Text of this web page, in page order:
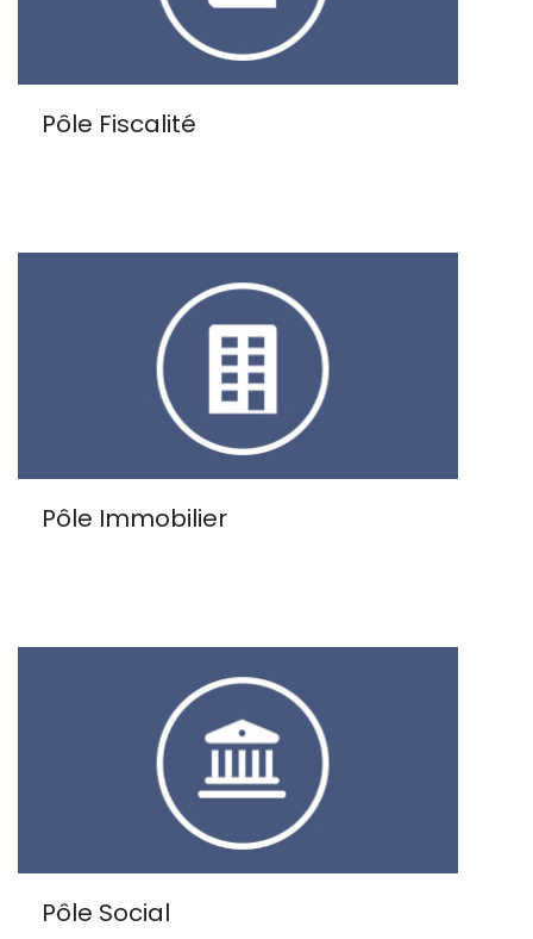
Pôle Fiscalité
Pôle Immobilier
Pôle Social